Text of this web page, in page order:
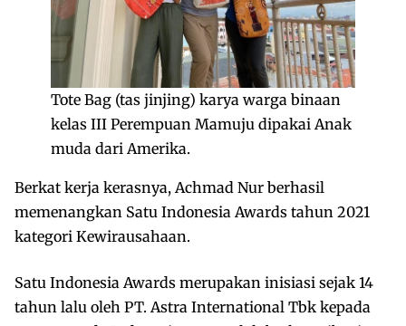
Tote Bag (tas jinjing) karya warga binaan
kelas III Perempuan Mamuju dipakai Anak
muda dari Amerika.
Berkat kerja kerasnya, Achmad Nur berhasil
memenangkan Satu Indonesia Awards tahun 2021
kategori Kewirausahaan.
Satu Indonesia Awards merupakan inisiasi sejak 14
tahun lalu oleh PT. Astra International Tbk kepada